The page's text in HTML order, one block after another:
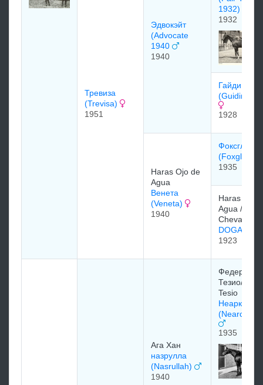
Тревиза
(Trevisa)
1951
Эдвокэйт
(Advocate
1940
1940
1932)
1932
Гайдинг
(Guiding
1928
Haras Ojo de
Agua
Венета
(Veneta)
1940
Фоксглав
(Foxglove)
1935
Haras Ojo
Agua / Mr.
Chevalier
1923
Ага Хан
назрулла
(Nasrullah)
1940
Федерико
Тезио/
Tesio
Неарко
(Nearco)
1935